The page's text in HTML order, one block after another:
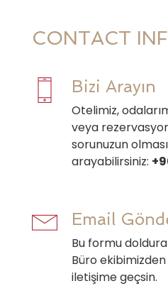
CONTACT
Bizi Arayın
Otelimiz,
veya
sorunuzun
arayabilirsiniz:
Email
Bu formu
Büro
iletişime geçsin.